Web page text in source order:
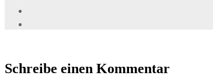
Schreibe einen Kommentar